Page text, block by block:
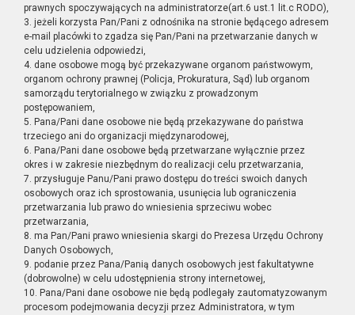
prawnych spoczywających na administratorze(art.6 ust.1 lit.c RODO),
3. jeżeli korzysta Pan/Pani z odnośnika na stronie będącego adresem
e-mail placówki to zgadza się Pan/Pani na przetwarzanie danych w
celu udzielenia odpowiedzi,
4. dane osobowe mogą być przekazywane organom państwowym,
organom ochrony prawnej (Policja, Prokuratura, Sąd) lub organom
samorządu terytorialnego w związku z prowadzonym
postępowaniem,
5. Pana/Pani dane osobowe nie będą przekazywane do państwa
trzeciego ani do organizacji międzynarodowej,
6. Pana/Pani dane osobowe będą przetwarzane wyłącznie przez
okres i w zakresie niezbędnym do realizacji celu przetwarzania,
7. przysługuje Panu/Pani prawo dostępu do treści swoich danych
osobowych oraz ich sprostowania, usunięcia lub ograniczenia
przetwarzania lub prawo do wniesienia sprzeciwu wobec
przetwarzania,
8. ma Pan/Pani prawo wniesienia skargi do Prezesa Urzędu Ochrony
Danych Osobowych,
9. podanie przez Pana/Panią danych osobowych jest fakultatywne
(dobrowolne) w celu udostępnienia strony internetowej,
10. Pana/Pani dane osobowe nie będą podlegały zautomatyzowanym
procesom podejmowania decyzji przez Administratora, w tym